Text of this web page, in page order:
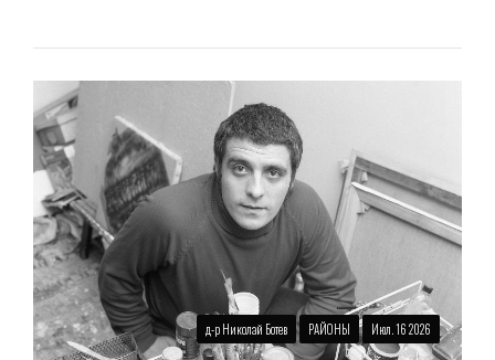
д-р Николай Ботев РАЙОНЫ Июл. 16 2026